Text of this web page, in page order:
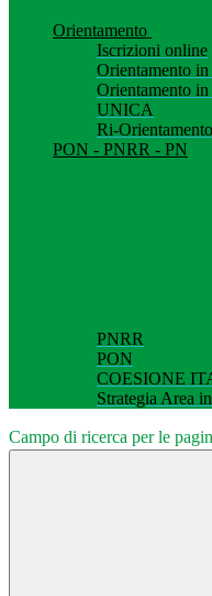
Orientamento
Iscrizioni online
Orientamento in
Orientamento in
UNICA
Ri-
PON - PNRR - PN
PNRR
PON
COESIONE
Strategia Area
Campo di ricerca per le